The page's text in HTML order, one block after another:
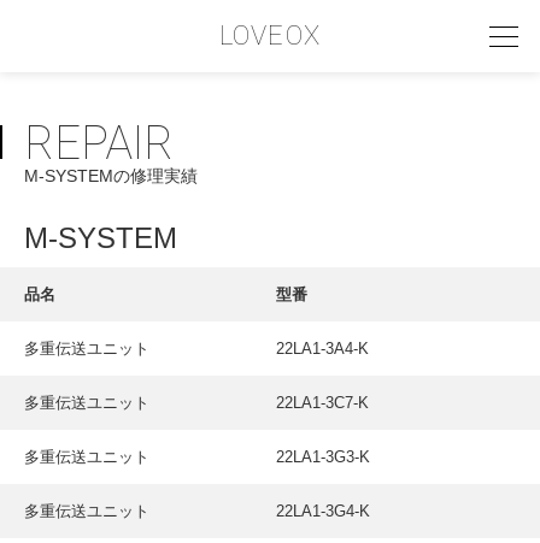
LOVEOX
PHILOSOPHY
フィロソフィー
COMPANY PROFILE
INTERVIEW
お客様インタビュー
RECRUIT
REPAIR
M-SYSTEMの修理実績
M-SYSTEM
品名 型番
多重伝送ユニット 22LA1-3A4-K
多重伝送ユニット 22LA1-3C7-K
多重伝送ユニット 22LA1-3G3-K
多重伝送ユニット 22LA1-3G4-K